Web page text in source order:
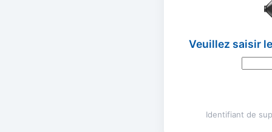
Veuillez saisir
Identifiant de